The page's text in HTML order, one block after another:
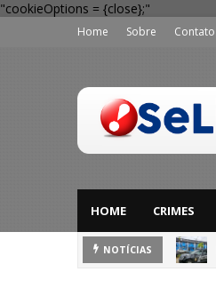
"cookieOptions = {close};"
Home Sobre Contato
HOME CRIMES
NOTÍCIAS